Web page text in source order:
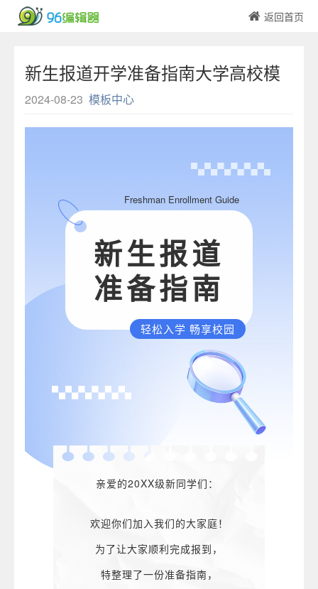
返回首页
新生报道开学准备指南大学高校模
板
2024-08-23 模板中心
Freshman Enrollment Guide
新生报道
准备指南
轻松入学 畅享校园
亲爱的20XX级新同学们：
欢迎你们加入我们的大家庭！
为了让大家顺利完成报到，
特整理了一份准备指南，